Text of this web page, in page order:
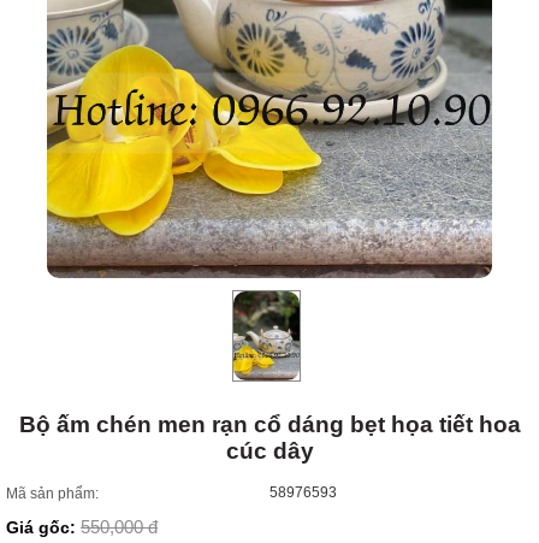
Bộ ấm chén men rạn cổ dáng bẹt họa tiết hoa
cúc dây
Mã sản phẩm: 58976593
Giá gốc: 550,000 đ